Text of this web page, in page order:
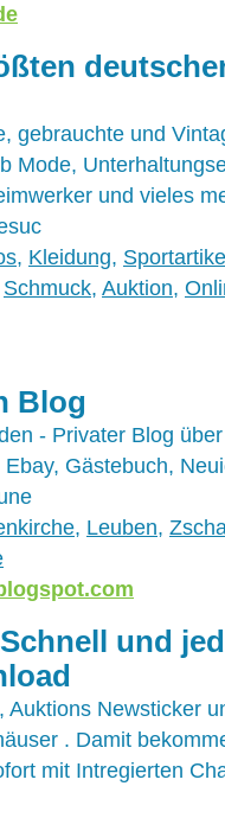
gebrauchte und
Mode,
und vieles
, Kleidung,
Schmuck, Auktion,
Blog
- Privater Blog
Gästebuch,
, Leuben,
und
Auktions Newsticker
. Damit
mit Intregierten